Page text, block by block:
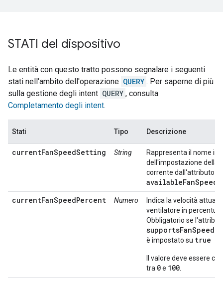
STATI del dispositivo
Le entità con questo tratto possono segnalare i seguenti
stati nell'ambito dell'operazione QUERY . Per saperne di più
sulla gestione degli intent QUERY , consulta
Completamento degli intent.
Stati Tipo Descrizione
currentFanSpeedSetting String
Rappresenta il nome
dell'impostazione della
corrente dall'attributo
availableFanSpeeds
currentFanSpeedPercent Numero
Indica la velocità attuale
ventilatore in
Obbligatorio se
è impostato su true
Il valore deve essere
tra 0e 100